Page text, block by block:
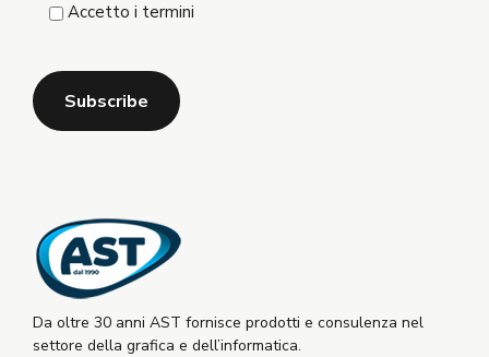
Accetto i termini
Da oltre 30 anni AST fornisce prodotti e consulenza nel
settore della grafica e dell’informatica.